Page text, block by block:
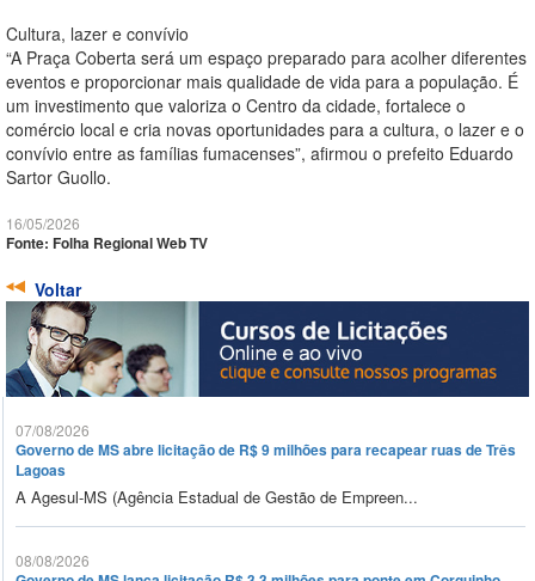
Cultura, lazer e convívio
“A Praça Coberta será um espaço preparado para acolher diferentes
eventos e proporcionar mais qualidade de vida para a população. É
um investimento que valoriza o Centro da cidade, fortalece o
comércio local e cria novas oportunidades para a cultura, o lazer e o
convívio entre as famílias fumacenses”, afirmou o prefeito Eduardo
Sartor Guollo.
16/05/2026
Fonte: Folha Regional Web TV
Voltar
07/08/2026
Governo de MS abre licitação de R$ 9 milhões para recapear ruas de Três
Lagoas
A Agesul-MS (Agência Estadual de Gestão de Empreen...
08/08/2026